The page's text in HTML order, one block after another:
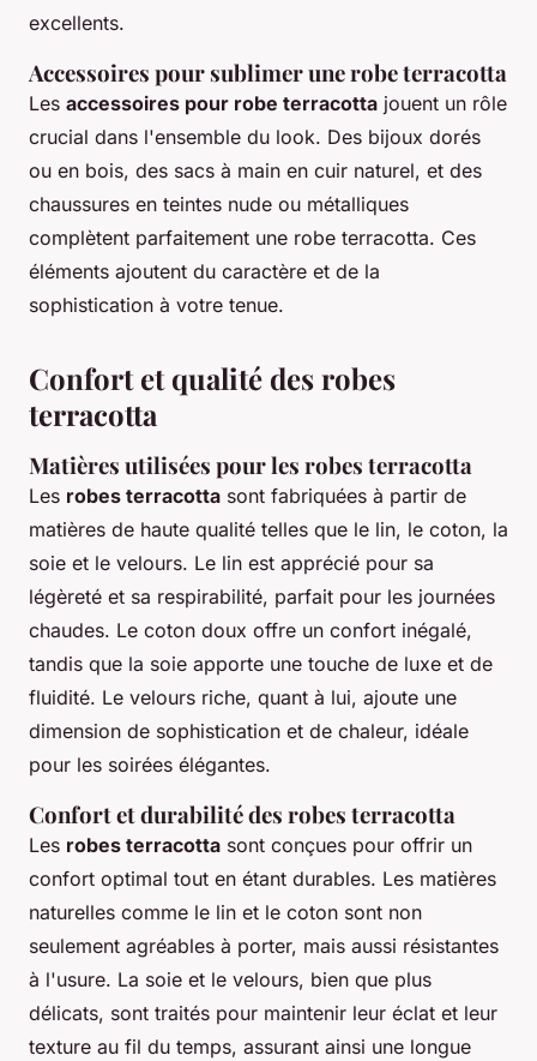
excellents.
Accessoires pour sublimer une robe terracotta
Les accessoires pour robe terracotta jouent un rôle
crucial dans l'ensemble du look. Des bijoux dorés
ou en bois, des sacs à main en cuir naturel, et des
chaussures en teintes nude ou métalliques
complètent parfaitement une robe terracotta. Ces
éléments ajoutent du caractère et de la
sophistication à votre tenue.
Confort et qualité des robes
terracotta
Matières utilisées pour les robes terracotta
Les robes terracotta sont fabriquées à partir de
matières de haute qualité telles que le lin, le coton, la
soie et le velours. Le lin est apprécié pour sa
légèreté et sa respirabilité, parfait pour les journées
chaudes. Le coton doux offre un confort inégalé,
tandis que la soie apporte une touche de luxe et de
fluidité. Le velours riche, quant à lui, ajoute une
dimension de sophistication et de chaleur, idéale
pour les soirées élégantes.
Confort et durabilité des robes terracotta
Les robes terracotta sont conçues pour offrir un
confort optimal tout en étant durables. Les matières
naturelles comme le lin et le coton sont non
seulement agréables à porter, mais aussi résistantes
à l'usure. La soie et le velours, bien que plus
délicats, sont traités pour maintenir leur éclat et leur
texture au fil du temps, assurant ainsi une longue